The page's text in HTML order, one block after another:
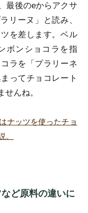
最後のeからアクサ
リーヌ」と読み、
を差します。ベル
ボンショコラを指
ラを「プラリーネ
ってチョコレート
んね。
ナッツを使ったチョ
。
ど原料の違いに